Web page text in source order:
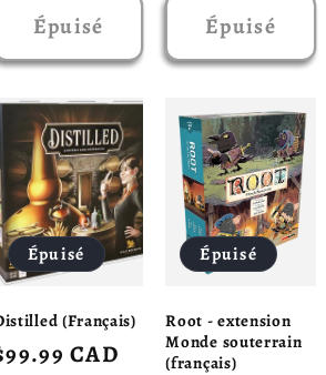
Épuisé Épuisé
Épuisé
(Français)
CAD
Épuisé
Root - extension
Monde souterrain
(français)